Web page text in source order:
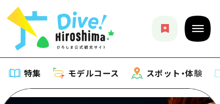
特集 モデルコース スポット・体験